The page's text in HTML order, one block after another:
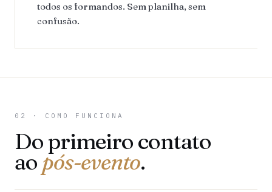
todos os formandos. Sem planilha, sem
confusão.
02 · COMO FUNCIONA
Do primeiro contato
ao pós-evento.